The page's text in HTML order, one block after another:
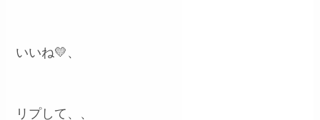
いいね💛、
リプして、、